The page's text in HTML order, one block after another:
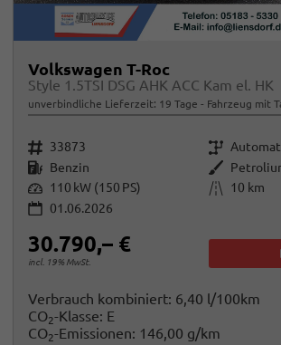
Volkswagen T-Roc
Style 1.5TSI DSG AHK ACC Kam el. HK
unverbindliche Lieferzeit: 19 Tage Fahrzeug mit
Fahrzeugnr. 33873 Getriebe
Kraftstoff Benzin Außenfarbe
Leistung 110 kW (150 PS) Kilometerstand 10 km
01.06.2026
30.790,– €
incl. 19% MwSt.
Verbrauch kombiniert: 6,40 l/100km
CO2-Klasse: E
CO2-Emissionen: 146,00 g/km